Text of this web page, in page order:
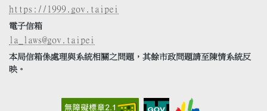
https://1999.gov.taipei
電子信箱
la_laws@gov.taipei
本局信箱係處理與系統相關之問題，其餘市政問題請至陳情系統反
映。